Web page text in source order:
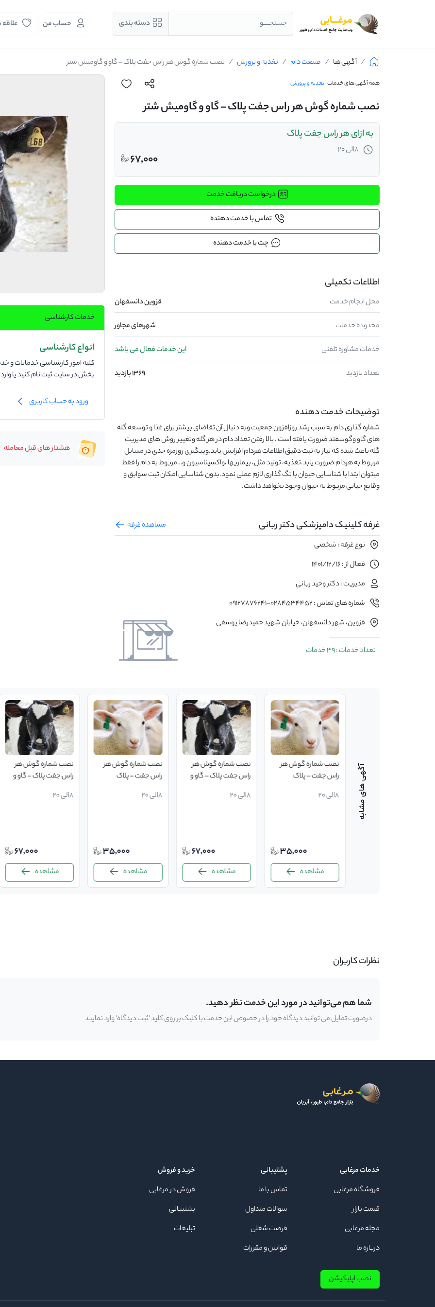
جستجــــو دسته بندی حساب من
آگهی ها صنعت دام تغذیه و پرورش نصب شماره گوش هر راس جفت پلاک – گاو و گاومیش شتر
همه آگهی های خدمات تغذیه و پرورش
نصب شماره گوش هر راس جفت پلاک – گاو و گاومیش شتر
به ازای هر راس جفت پلاک
8الی 20
67,000
درخواست دریافت خدمت
تماس با خدمت دهنده
چت با خدمت دهنده
اطلاعات تکمیلی
محل انجام خدمت قزوین دانسفهان
محدوده خدمات شهرهای مجاور
خدمات مشاوره تلفنی این خدمات فعال می باشد
تعداد بازدید 1369 بازدید
توضیحات خدمت دهنده
شماره گذاری دام به سبب رشد روزافزون جمعیت وبه دنبال آن تقاضای بیشتر برای غذا و توسعه گله
های گاو وگوسفند ضرورت یافته است . بالا رفتن تعداد دام در هر گله وتغییر روش های مدیریت
گله باعث شده که نیاز به ثبت دقیق اطلاعات هردام افزایش یابد.وپیگیری روزمره جدی در مسایل
مربوط به هردام ضرورت یابد.تغذیه، تولید مثل، بیماریها ،واکسیناسیون و…مربوط به دام را فقط
میتوان ابتدا با شناسایی حیوان با تگ گذاری لازم عملی نمود.بدون شناسایی امکان ثبت سوابق و
وقایع حیاتی مربوط به حیوان وجود نخواهد داشت.
غرفه کلینیک دامپزشکی دکتر ربانی
مشاهده غرفه
نوع غرفه : شخصی
فعال از : 1401/12/16
مدیریت : دکتر وحید ربانی
شماره های تماس : 0284534452-09127876241
قزوین، شهر دانسفهان، خیابان شهید حمیدرضا یوسفی
تعداد خدمات : 39 خدمات
خدمات کارشناسی
انواع کارشناسی
کلیه امور کارشناسی خدماتات و
بخش در سایت ثبت نام کنید یا
ورود به حساب کاربری
هشدار های قبل معامله
نصب شماره گوش هر
راس جفت – پلاک
35,000
مشاهده
نصب شماره گوش هر
راس جفت پلاک – گاو و
8الی 20
67,000
مشاهده
نصب شماره گوش هر
راس جفت – پلاک
8الی 20
35,000
مشاهده
نصب شماره گوش هر
راس جفت پلاک – گاو و
67,000
مشاهده
نظرات کاربران
شما هم می‌توانید در مورد این خدمت نظر دهید.
درصورت تمایل می توانید دیدگاه خود را در خصوص این خدمت با کلیک بر روی کلید 'ثبت دیدگاه' وارد نمایید
خدمات مرغابی
فروشگاه مرغابی
قیمت بازار
مجله مرغابی
درباره ما
پشتیبانی
تماس با ما
سوالات متداول
فرصت شغلی
قوانین و مقررات
خرید و فروش
فروش در مرغابی
پشتیبانی
تبلیغات
نصب اپلیکیشن